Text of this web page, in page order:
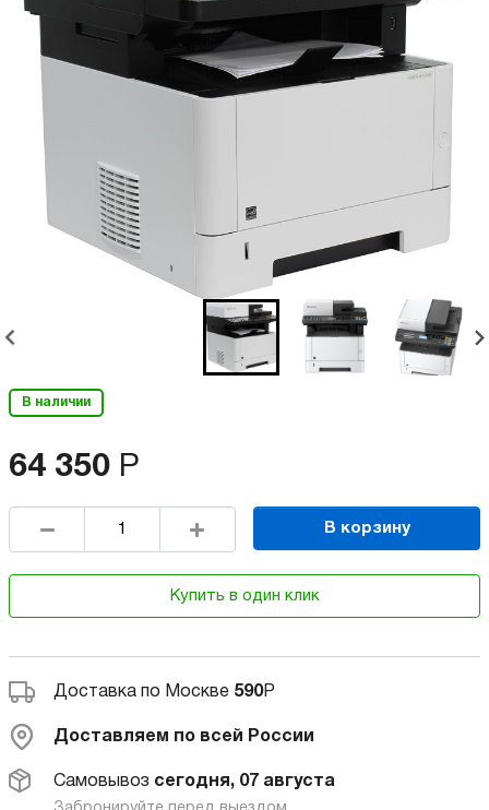
В наличии
64 350 Р
В корзину
Купить в один клик
Доставка по Москве 590Р
Доставляем по всей России
Самовывоз сегодня, 07 августа